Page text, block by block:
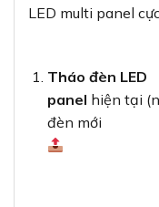
LED multi panel
Tháo đèn LED
panel hiện tại
đèn mới